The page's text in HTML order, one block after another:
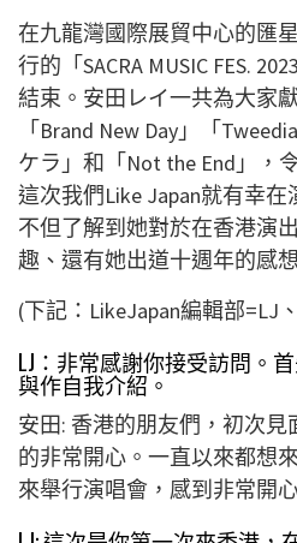
在九龍灣國際展貿中心的匯
行的「SACRA MUSIC FES.
結束。安田レイ一共為大家
「Brand New Day」「
ケラ」和「Not the End」
，
這次我們Like Japan就有幸在
不但了解到她對於在香港演
趣、還有她出道十週年的感
(下記：LikeJapan編輯部=LJ
LJ：非常感謝你接受訪問。
與作自我介紹。
安田: 香港的朋友們，初次
的非常開心。一直以來都想
來舉行演唱會，感到非常開